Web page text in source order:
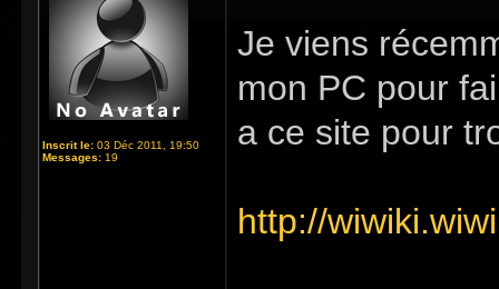
Inscrit le: 03 Déc 2011, 19:50
Messages: 19
Je viens
mon PC pour
a ce site pour
http://